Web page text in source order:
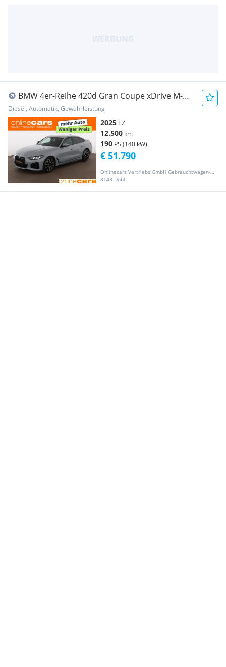
BMW 4er-Reihe 420d Gran Coupe xDrive M-
Sport Aut LED 360-CAM
Diesel, Automatik, Gewährleistung
2025 EZ
12.500 km
190 PS (140 kW)
Onlinecars Vertriebs GmbH Gebrauchtwagen-Outlet  Werkstätte  Spenglerei  Lackiererei
8143 Dobl
€ 51.790